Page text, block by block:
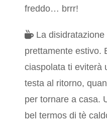
freddo… brrr!
La
prettamente estivo.
ciaspolata ti eviterà
testa al ritorno,
per tornare a casa.
bel termos di tè